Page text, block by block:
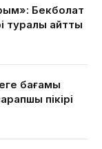
Бекболат
туралы айтты
бағамы
пікірі